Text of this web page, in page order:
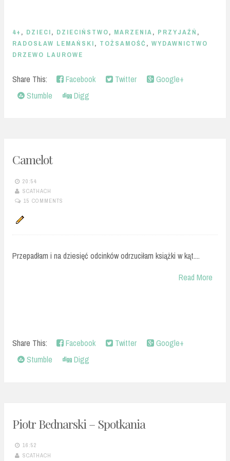
4+ , DZIECI, DZIECIŃSTWO, MARZENIA, PRZYJAŹŃ ,
RADOSŁAW LEMAŃSKI, TOŻSAMOŚĆ , WYDAWNICTWO
DRZEWO LAUROWE
Share This: Facebook Twitter
Google+
Stumble
Digg
Camelot
20:54
SCATHACH
15 COMMENTS
Przepadłam i na dziesięć odcinków odrzuciłam książki w kąt....
Read More
Share This: Facebook Twitter
Google+
Stumble
Digg
Piotr Bednarski – Spotkania
16:52
SCATHACH